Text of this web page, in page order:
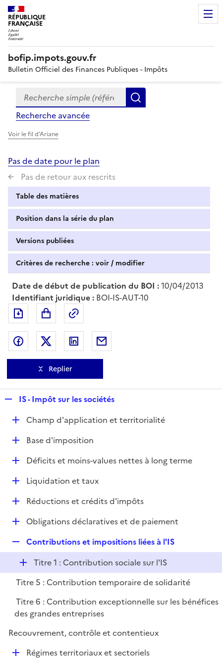
RÉPUBLIQUE
FRANÇAISE
bofip.impots.gouv.fr
Bulletin Officiel des Finances Publiques - Impôts
Formulaire
de
recherche
Recherche simple (références, mots clés, partie du
Recherche avancée
Voir le fil d'Ariane
Pas de date pour le plan
Pas de retour aux rescrits
Table des matières
Position dans la série du plan
Versions publiées
Critères de recherche : voir / modifier
Date de début de publication du BOI :10/04/2013
Identifiant juridique : BOI-IS-AUT-10
Exporter le document au format pdf
Partager sur Facebook
Partager sur Twitter
Partager sur LinkedIn
Replier
p
l
i
e
IS - Impôt sur les sociétés
DChamp d'application et territorialité
DBase d'imposition
DDéficits et moins-values nettes à long terme
D
r
Liquidation et taux
D
e
r
Réductions et crédits d'impôts
D
p
l
i
e
Obligations déclaratives et de paiement
e
p
l
i
e
r
Contributions et impositions liées à l'IS
D
é
p
l
e
r
Titre 1 : Contribution sociale sur l'IS
Titre 5 : Contribution temporaire de solidarité
Titre 6 : Contribution exceptionnelle sur les bénéfices
des grandes entreprises
Recouvrement, contrôle et contentieux
DRégimes territoriaux et sectoriels